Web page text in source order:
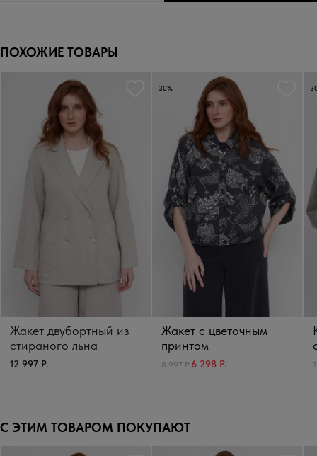
ПОХОЖИЕ ТОВАРЫ
Жакет двубортный из
стираного льна
12 997 Р.
-30%
Жакет с цветочным
принтом
8 997 Р.6 298 Р.
-
С ЭТИМ ТОВАРОМ ПОКУПАЮТ